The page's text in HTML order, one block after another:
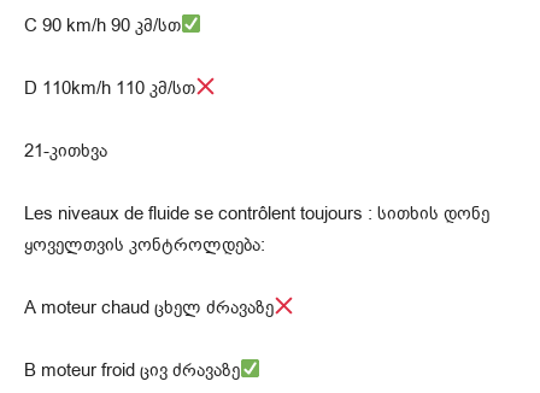
C 90 km/h 90 კმ/სთ
D 110km/h 110 კმ/სთ
21-კითხვა
Les niveaux de fluide se contrôlent toujours : სითხის დონე
ყოველთვის კონტროლდება:
A moteur chaud ცხელ ძრავაზე
В moteur froid ცივ ძრავაზე